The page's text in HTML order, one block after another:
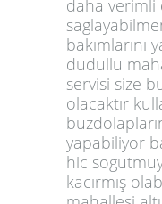
daha verimli
bakımlarını
dudullu
servisi size
olacaktır
yapabiliyor
hic
kacırmış